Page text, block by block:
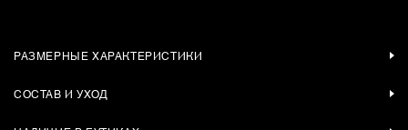
РАЗМЕРНЫЕ ХАРАКТЕРИСТИКИ
СОСТАВ И УХОД